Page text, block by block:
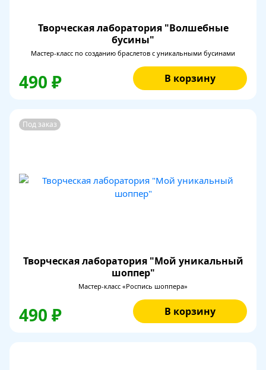
Творческая лаборатория "Волшебные
бусины"
Мастер-класс по созданию браслетов с уникальными бусинами
490 ₽ В корзину
Творческая лаборатория "Мой уникальный
шоппер"
Под заказ
Мастер-класс «Роспись шоппера»
490 ₽ В корзину